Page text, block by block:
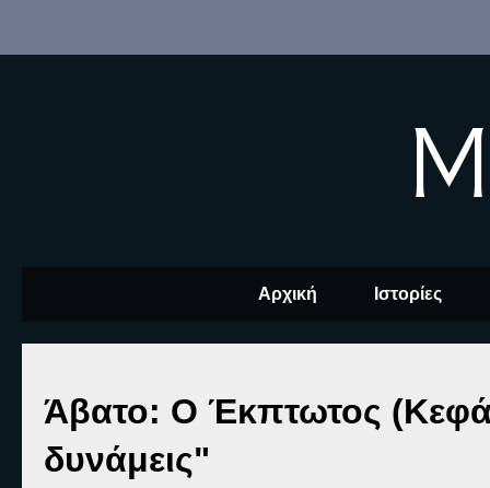
Αρχική Ιστορίες
Άβατο: Ο Έκπτωτος
δυνάμεις"